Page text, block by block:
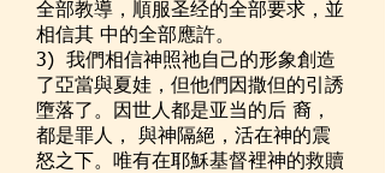
全部教導，順服圣经的全部要求，並
相信其 中的全部應許。
3) 我們相信神照祂自己的形象創造
了亞當與夏娃，但他們因撒但的引誘
墮落了。因世人都是亚当的后 裔，
都是罪人， 與神隔絕，活在神的震
怒之下。唯有在耶穌基督裡神的救贖